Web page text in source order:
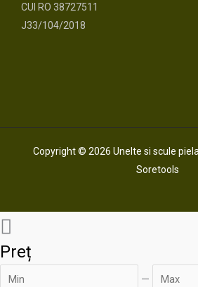
CUI RO 38727511
J33/104/2018
Copyright © 2026 Unelte si scule
Soretools
Preț
—